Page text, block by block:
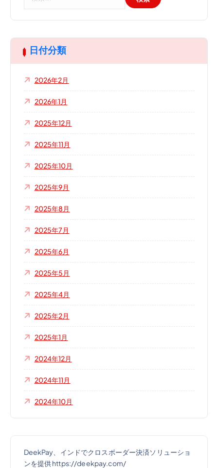
日付分類
2026年2月
2026年1月
2025年12月
2025年11月
2025年10月
2025年9月
2025年8月
2025年7月
2025年6月
2025年5月
2025年4月
2025年2月
2025年1月
2024年12月
2024年11月
2024年10月
DeekPay、インドでクロスボーダー決済ソリューショ
ンを提供 https://deekpay.com/